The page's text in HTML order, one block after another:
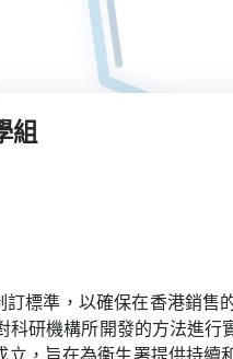
組
標準，以確保在香港銷售
研機構所開發的方法進
，旨在為衞生署提供持